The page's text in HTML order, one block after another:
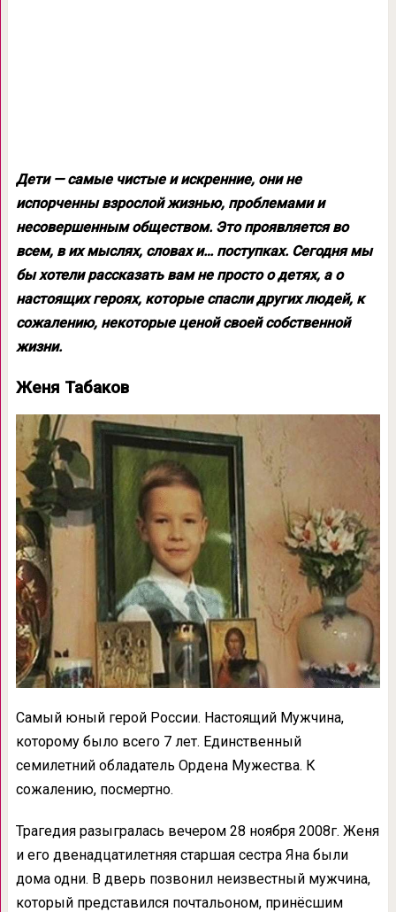
Дети — самые чистые и искренние, они не
испорченны взрослой жизнью, проблемами и
несовершенным обществом. Это проявляется во
всем, в их мыслях, словах и… поступках. Сегодня мы
бы хотели рассказать вам не просто о детях, а о
настоящих героях, которые спасли других людей, к
сожалению, некоторые ценой своей собственной
жизни.
Женя Табаков
Самый юный герой России. Настоящий Мужчина,
которому было всего 7 лет. Единственный
семилетний обладатель Ордена Мужества. К
сожалению, посмертно.
Трагедия разыгралась вечером 28 ноября 2008г. Женя
и его двенадцатилетняя старшая сестра Яна были
дома одни. В дверь позвонил неизвестный мужчина,
который представился почтальоном, принёсшим